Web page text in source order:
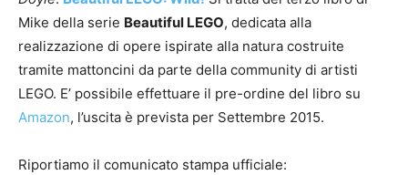
Mike della serie Beautiful LEGO, dedicata alla
realizzazione di opere ispirate alla natura costruite
tramite mattoncini da parte della community di artisti
LEGO. E’ possibile effettuare il pre-ordine del libro su
Amazon, l’uscita è prevista per Settembre 2015.
Riportiamo il comunicato stampa ufficiale: